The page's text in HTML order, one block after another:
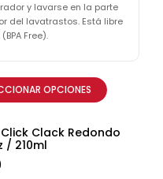
y lavarse en la parte
del lavatrastos. Está libre
(BPA Free).
OPCIONES
Clack Redondo
/ 210ml